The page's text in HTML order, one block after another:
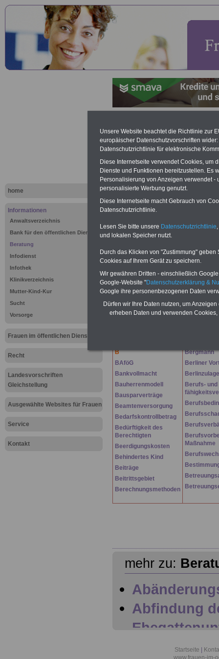
home
Informationen
Anwaltsverzeichnis
Bank für den öffentlichen Dienst
Beratung
Infodienst
Infothek
Klinikverzeichnis
Mutter-Kind-Kur
Sucht
Vorsorge
Frauen im öffentlichen Dienst
Recht
Landesvorschriften
Gleichstellung
Ausgewählte Websites für Frauen
Service
Kontakt
Lexikon
Buchstabe
Werbung mit Banner bzw.
Schon zum Festpreis von 250
Websitefrauen-im-
Interesse, einfach dieses
Lexikon für
A B C
K
L M N O P Q
B
BAföG
Bankvollmacht
Bauherrenmodell
Bausparverträge
Beamtenversorgung
Bedarfskontrollbetrag
Bedürftigkeit des
Berechtigten
Beerdigungskosten
Behindertes Kind
Beiträge
Beitrittsgebiet
Berechnungsmethoden
Bergmann
Berliner
Berlinzulage
Berufs-
Maßnahme
mehr zu:
Abfindung
Startseite
Unsere Website beachtet die Richtlinie zur
europäischer Datenschutzvorschriften
Datenschutzrichtlinie für elektronische
Diese Internetseite verwendet Cookies, um
Dienste und Funktionen bereitzustellen. Es
Personalisierung von Anzeigen verwendet
personalisierte Werbung genutzt.
Diese Internetseite macht Gebrauch von
Datenschutzrichtlinie.
Lesen Sie bitte unsere Datenschutzrichtlinie
und lokalen Speicher nutzt.
Durch das Klicken von "Zustimmung"
Cookies auf Ihrem Gerät zu speichern.
Wir gewähren Dritten - einschließlich
Google-Website "Datenschutzerklärung &
Google ihre personenbezogenen Daten
Dürfen wir Ihre Daten nutzen, um
erheben Daten und verwenden